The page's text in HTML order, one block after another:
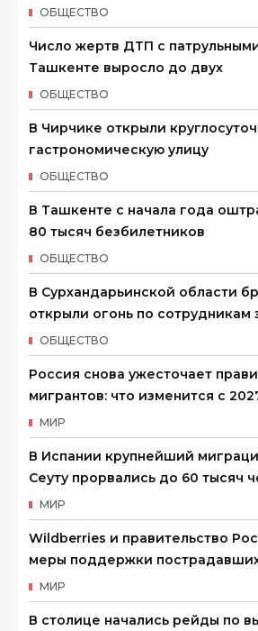
ОБЩЕСТВО
Число жертв ДТП с
Ташкенте выросло до двух
ОБЩЕСТВО
В Чирчике открыли
гастрономическую улицу
ОБЩЕСТВО
В Ташкенте с начала года
80 тысяч безбилетников
ОБЩЕСТВО
В Сурхандарьинской области
открыли огонь по сотрудникам
ОБЩЕСТВО
Россия снова ужесточает
мигрантов: что изменится с
МИР
В Испании крупнейший
Сеуту прорвались до 60 тысяч
МИР
Wildberries и правительство
меры поддержки
МИР
В столице начались рейды по